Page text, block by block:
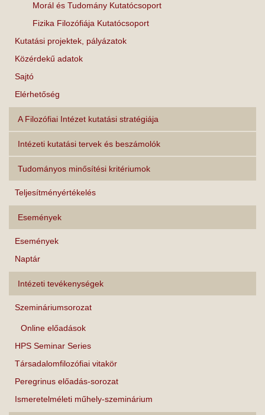
Morál és Tudomány Kutatócsoport
Fizika Filozófiája Kutatócsoport
Kutatási projektek, pályázatok
Közérdekű adatok
Sajtó
Elérhetőség
A Filozófiai Intézet kutatási stratégiája
Intézeti kutatási tervek és beszámolók
Tudományos minősítési kritériumok
Teljesítményértékelés
Események
Események
Naptár
Intézeti tevékenységek
Szemináriumsorozat
Online előadások
HPS Seminar Series
Társadalomfilozófiai vitakör
Peregrinus előadás-sorozat
Ismeretelméleti műhely-szeminárium